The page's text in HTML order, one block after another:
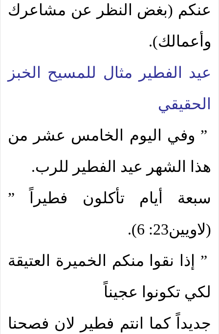
عنكم (بغض النظر عن مشاعرك
وأعمالك).
عيد الفطير مثال للمسيح الخبز
الحقيقي
” وفي اليوم الخامس عشر من
هذا الشهر عيد الفطير للرب.
سبعة أيام تأكلون فطيراً ”
(لاويين23: 6).
” إذا نقوا منكم الخميرة العتيقة
لكي تكونوا عجيناً
جديداً كما انتم فطير لان فصحنا